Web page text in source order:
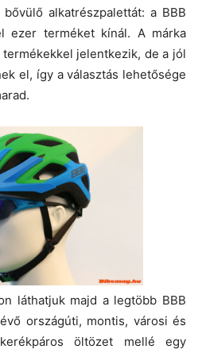
alkatrészpalettát: a BBB
ezer terméket kínál. A márka
jelentkezik, de a jól
el, így a választás lehetősége
láthatjuk majd a legtöbb BBB
országúti, montis, városi és
öltözet mellé egy